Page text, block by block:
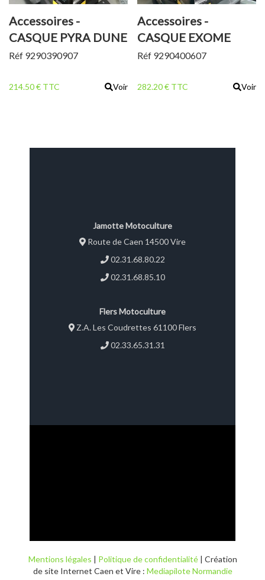
Accessoires -
CASQUE PYRA DUNE
Réf 9290390907
214.50 € TTC Voir
Accessoires -
CASQUE EXOME
Réf 9290400607
282.20 € TTC Voir
Jamotte Motoculture
Route de Caen 14500 Vire
02.31.68.80.22
02.31.68.85.10
Flers Motoculture
Z.A. Les Coudrettes 61100 Flers
02.33.65.31.31
Mentions légales | Politique de confidentialité| Création
de site Internet Caen et Vire : Mediapilote Normandie